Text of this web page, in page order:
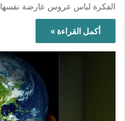
الفكرة لباس عروس عارضة
أكمل القراءة »